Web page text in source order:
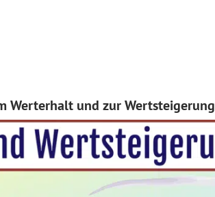
Werterhalt und zur Wertsteigerung